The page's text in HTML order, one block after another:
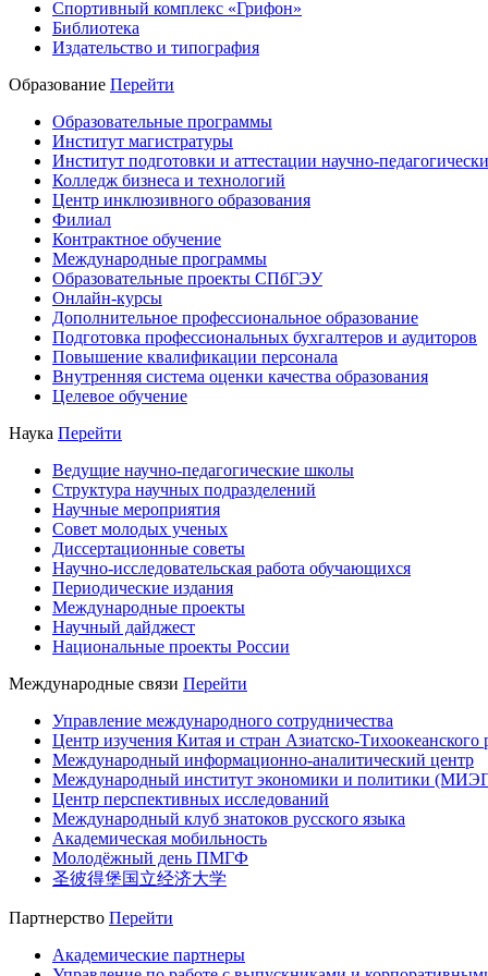
Спортивный комплекс «Грифон»
Библиотека
Издательство и типография
Образование Перейти
Образовательные программы
Институт магистратуры
Институт подготовки и аттестации научно-
Колледж бизнеса и технологий
Центр инклюзивного образования
Филиал
Контрактное обучение
Международные программы
Образовательные проекты СПбГЭУ
Онлайн-курсы
Дополнительное профессиональное образование
Подготовка профессиональных бухгалтеров и аудиторов
Повышение квалификации персонала
Внутренняя система оценки качества образования
Целевое обучение
Наука Перейти
Ведущие научно-педагогические школы
Структура научных подразделений
Научные мероприятия
Совет молодых ученых
Диссертационные советы
Научно-исследовательская работа обучающихся
Периодические издания
Международные проекты
Научный дайджест
Национальные проекты России
Международные связи Перейти
Управление международного сотрудничества
Центр изучения Китая и стран Азиатско-Тихоокеанского
Международный информационно-аналитический центр
Международный институт экономики и политики
Центр перспективных исследований
Международный клуб знатоков русского языка
Академическая мобильность
Молодёжный день ПМГФ
圣彼得堡国立经济大学
Партнерство Перейти
Академические партнеры